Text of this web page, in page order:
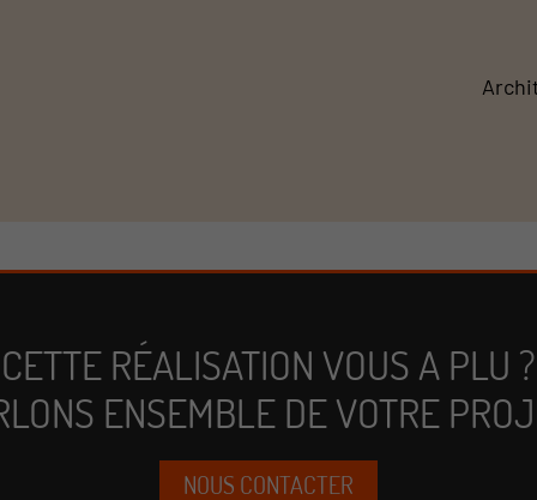
CETTE RÉALISATION VOUS A PLU ?
ENSEMBLE DE VOTRE
NOUS CONTACTER